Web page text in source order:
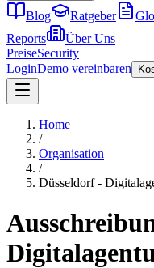
Blog Ratgeber
Reports
Über Uns
PreiseSecurity
LoginDemo vereinbaren
Home
/
Organisation
/
Düsseldorf -